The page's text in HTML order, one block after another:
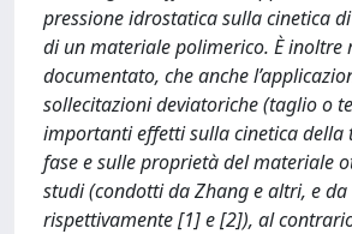
pressione idrostatica sulla cinetica
di un materiale polimerico. È inoltre
documentato, che anche
sollecitazioni deviatoriche (taglio o
importanti effetti sulla cinetica della
fase e sulle proprietà del materiale
studi (condotti da Zhang e altri, e da
rispettivamente [1] e [2]), al